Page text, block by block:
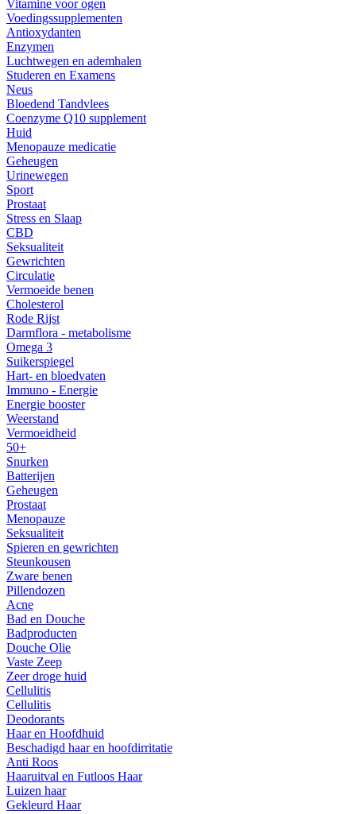
Vitamine voor ogen
Voedingssupplementen
Antioxydanten
Enzymen
Luchtwegen en ademhalen
Studeren en Examens
Neus
Bloedend Tandvlees
Coenzyme Q10 supplement
Huid
Menopauze medicatie
Geheugen
Urinewegen
Sport
Prostaat
Stress en Slaap
CBD
Seksualiteit
Gewrichten
Circulatie
Vermoeide benen
Cholesterol
Rode Rijst
Darmflora - metabolisme
Omega 3
Suikerspiegel
Hart- en bloedvaten
Immuno - Energie
Energie booster
Weerstand
Vermoeidheid
50+
Snurken
Batterijen
Geheugen
Prostaat
Menopauze
Seksualiteit
Spieren en gewrichten
Steunkousen
Zware benen
Pillendozen
Acne
Bad en Douche
Badproducten
Douche Olie
Vaste Zeep
Zeer droge huid
Cellulitis
Cellulitis
Deodorants
Haar en Hoofdhuid
Beschadigd haar en hoofdirritatie
Anti Roos
Haaruitval en Futloos Haar
Luizen haar
Gekleurd Haar